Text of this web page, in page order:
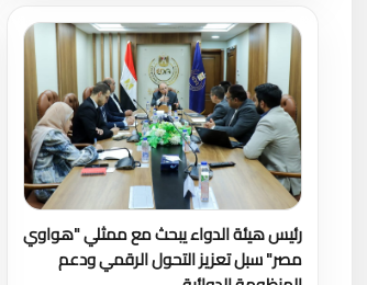
رئيس هيئة الدواء يبحث مع ممثلي "هواوي
مصر" سبل تعزيز التحول الرقمي ودعم